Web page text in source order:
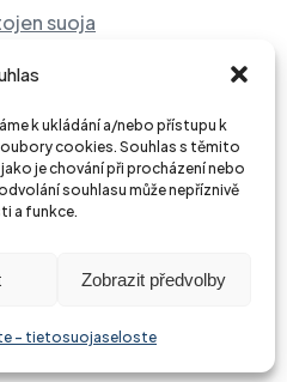
k ukládání a/nebo přístupu k
cookies. Souhlas s těmito
je chování při procházení nebo
souhlasu může nepříznivě
a funkce.
Zobrazit předvolby
- tietosuojaseloste
suoja
ja paristojen